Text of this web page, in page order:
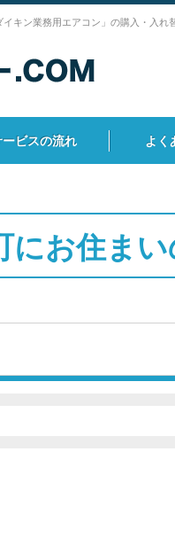
キン業務用エアコン」の購入・入れ
ビスの流れ よく
にお住ま